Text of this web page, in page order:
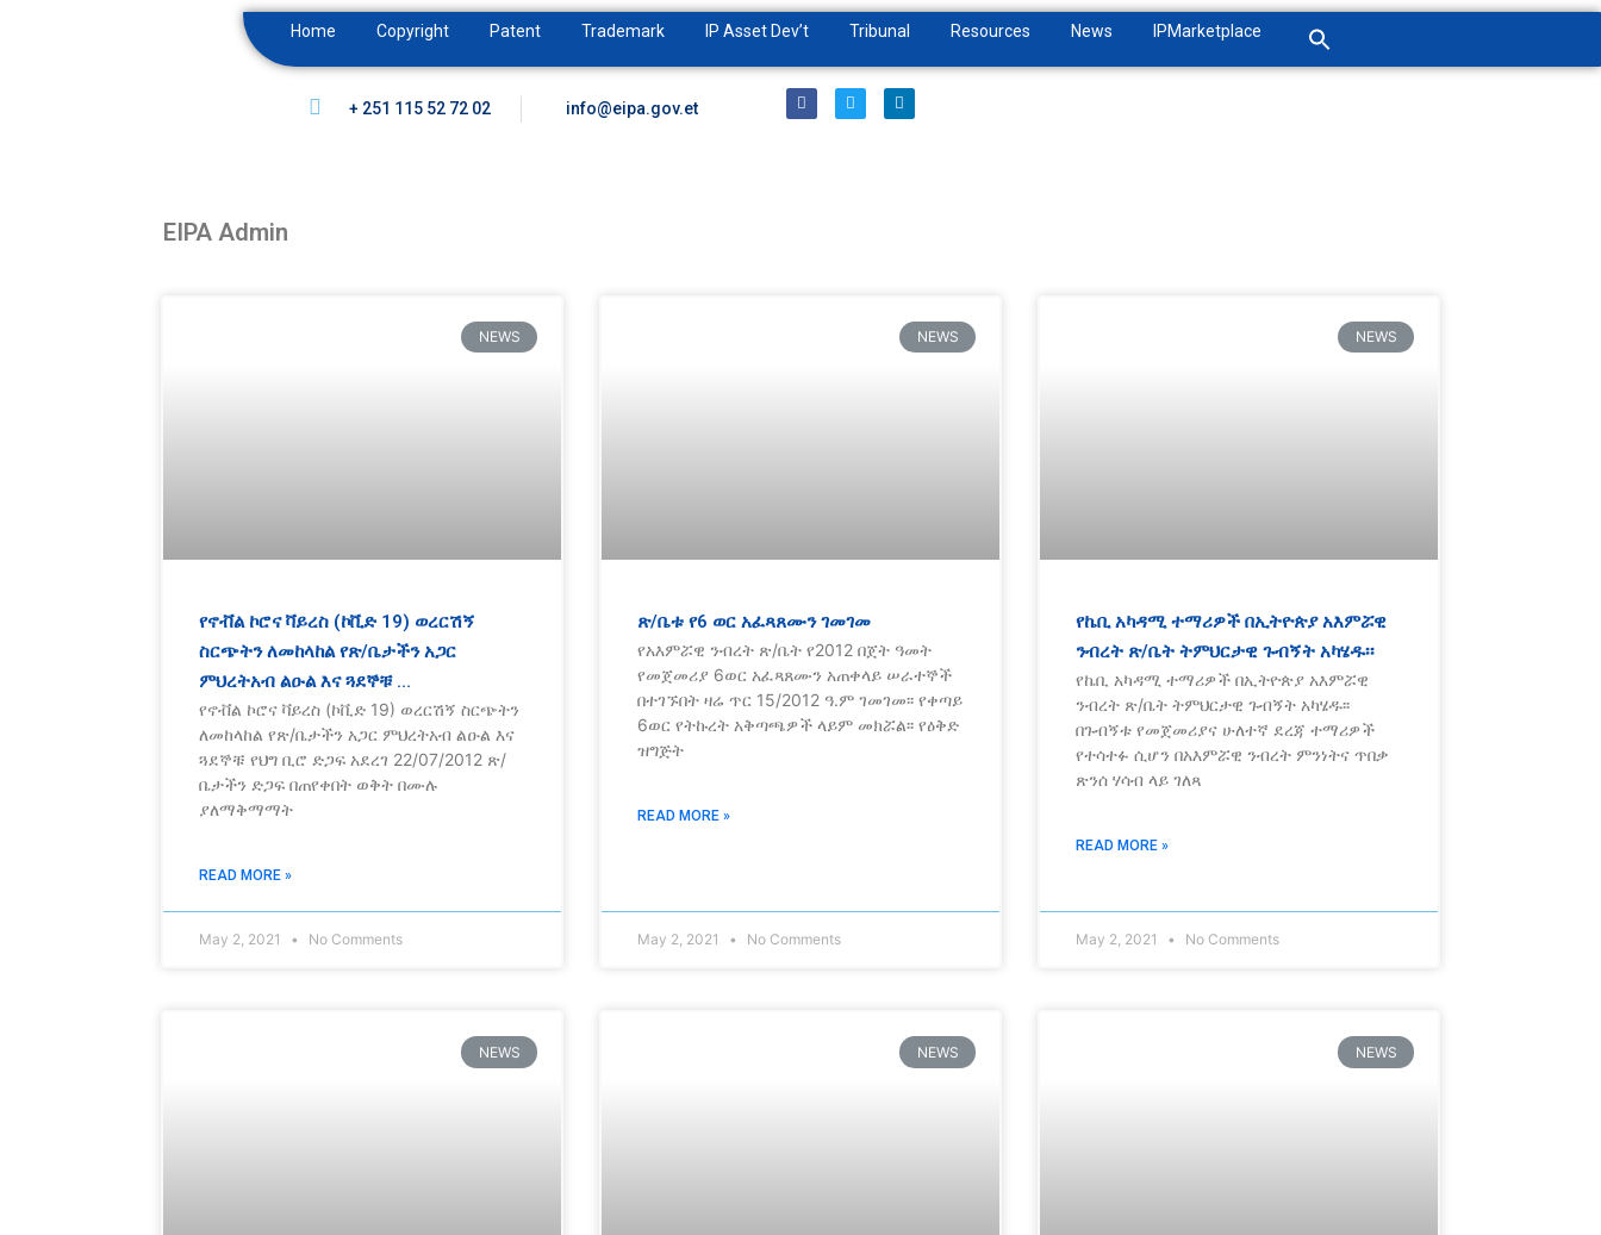
Home Copyright Patent Trademark IP Asset Dev’t Tribunal Resources News IPMarketplace
+ 251 115 52 72 02 info@eipa.gov.et
EIPA Admin
NEWS
የኖቭል ኮሮና ቫይረስ (ኮቪድ 19) ወረርሽኝ
ስርጭትን ለመከላከል የጽ/ቤታችን አጋር
ምህረትአብ ልዑል እና ጓደኞቹ …
የኖቭል ኮሮና ቫይረስ (ኮቪድ 19) ወረርሽኝ ስርጭትን
ለመከላከል የጽ/ቤታችን አጋር ምህረትአብ ልዑል እና
ጓደኞቹ የህግ ቢሮ ድጋፍ አደረገ 22/07/2012 ጽ/
ቤታችን ድጋፍ በጠየቀበት ወቅት በሙሉ
ያለማቅማማት
READ MORE »
May 2, 2021 No Comments
NEWS
ጽ/ቤቱ የ6 ወር አፈጻጸሙን ገመገመ
የአእምሯዊ ንብረት ጽ/ቤት የ2012 በጀት ዓመት
የመጀመሪያ 6ወር አፈጻጸሙን አጠቀላይ ሠራተኞች
በተገኙበት ዛሬ ጥር 15/2012 ዓ.ም ገመገመ፡፡ የቀጣይ
6ወር የትኩረት አቅጣጫዎች ላይም መክሯል፡፡ የዕቅድ
ዝግጅት
READ MORE »
May 2, 2021 No Comments
NEWS
የኬቢ አካዳሚ ተማሪዎች በኢትዮጵያ አእምሯዊ
ንብረት ጽ/ቤት ትምህርታዊ ጉብኝት አካሄዱ፡፡
የኬቢ አካዳሚ ተማሪዎች በኢትዮጵያ አእምሯዊ
ንብረት ጽ/ቤት ትምህርታዊ ጉብኝት አካሄዱ፡፡
በጉብኝቱ የመጀመሪያና ሁለተኛ ደረጃ ተማሪዎች
የተሳተፉ ሲሆን በአእምሯዊ ንብረት ምንነትና ጥበቃ
ጽንሰ ሃሳብ ላይ ገለጻ
READ MORE »
May 2, 2021 No Comments
NEWS NEWS NEWS